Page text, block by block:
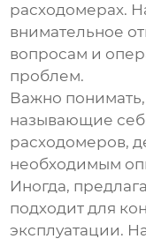
расходомерах.
внимательное
вопросам и
проблем.
Важно
называющие
расходомеров,
необходимым
Иногда,
подходит для
эксплуатации.